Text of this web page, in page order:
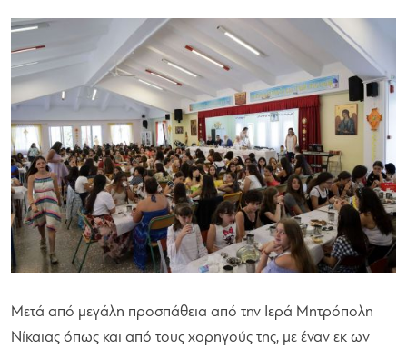
Μετά από μεγάλη προσπάθεια από την Ιερά Μητρόπολη
Νίκαιας όπως και από τους χορηγούς της, με έναν εκ ων